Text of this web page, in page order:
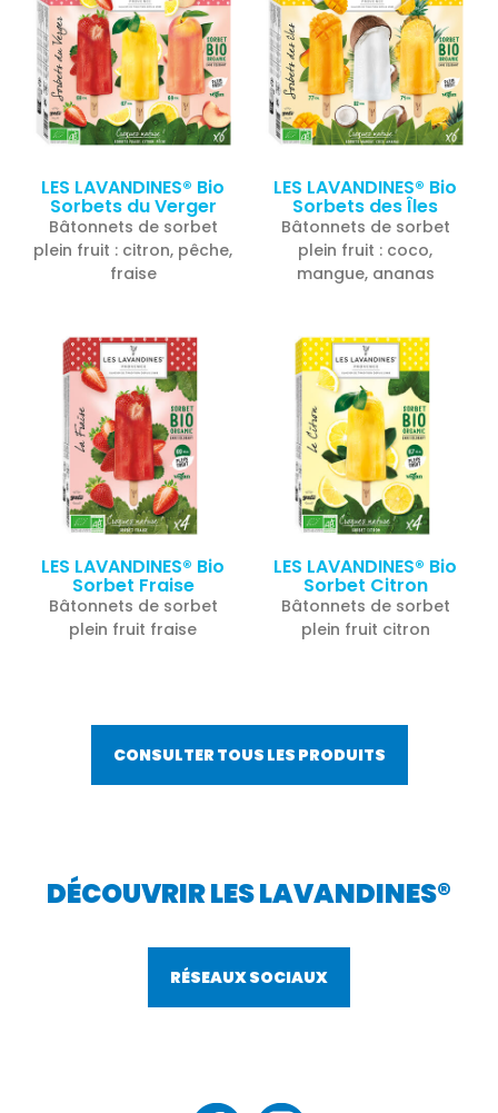
LES LAVANDINES® Bio
Sorbets du Verger
Bâtonnets de sorbet
plein fruit : citron, pêche,
fraise
LES LAVANDINES® Bio
Sorbets des Îles
Bâtonnets de sorbet
plein fruit : coco,
mangue, ananas
LES LAVANDINES® Bio
Sorbet Fraise
Bâtonnets de sorbet
plein fruit fraise
LES LAVANDINES® Bio
Sorbet Citron
Bâtonnets de sorbet
plein fruit citron
CONSULTER TOUS LES PRODUITS
DÉCOUVRIR LES LAVANDINES®
RÉSEAUX SOCIAUX